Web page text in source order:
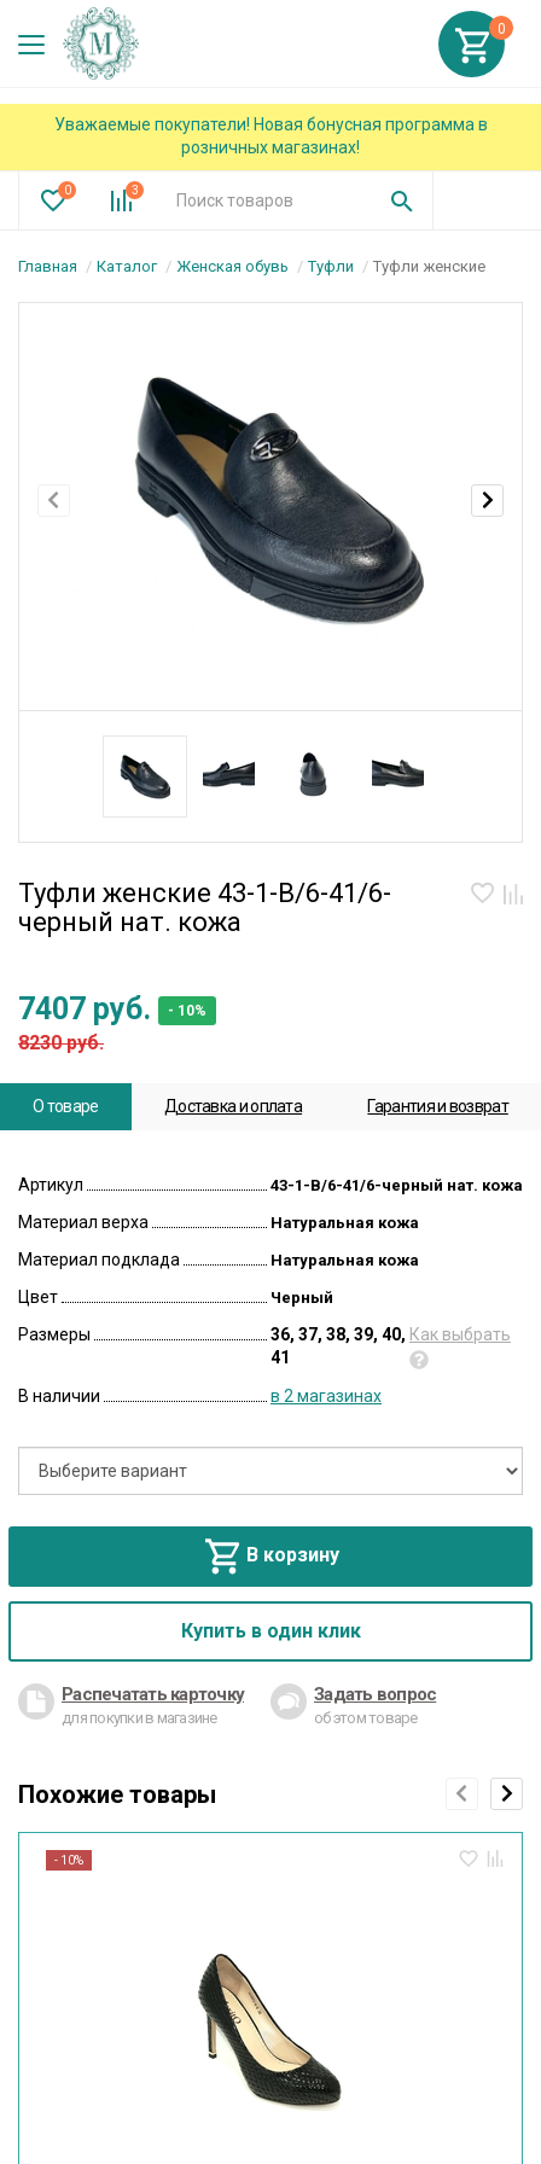
Уважаемые покупатели! Новая бонусная программа в
розничных магазинах!
0 3
0
Главная Каталог Женская обувь Туфли Туфли женские
Туфли женские 43-1-B/6-41/6-
черный нат. кожа
7407 руб. - 10%
8230 руб.
О товаре Доставка и оплата Гарантия и возврат
Артикул 43-1-B/6-41/6-черный нат. кожа
Материал верха Натуральная кожа
Материал подклада Натуральная кожа
Цвет Черный
Размеры
36, 37, 38, 39, 40,
41
Как выбрать
В наличии в 2 магазинах
В корзину
Купить в один клик
Распечатать карточку
для покупки в магазине
Задать вопрос
об этом товаре
Похожие товары
- 10%